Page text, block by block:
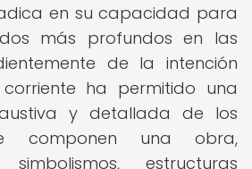
en su capacidad para
más profundos en las
de la intención
ha permitido una
y detallada de los
componen una obra,
simbolismos, estructuras